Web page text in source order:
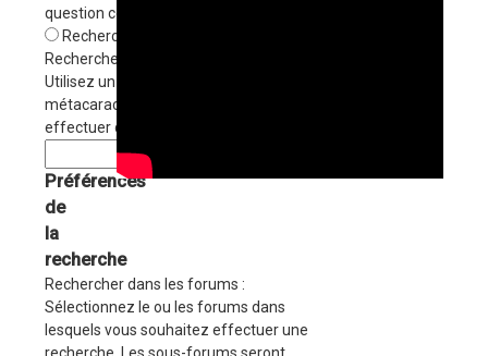
question comme élément
Rechercher n’importe quel de ces termes
Rechercher par auteur :
Utilisez un astérisque « * » comme
métacaractère passe-partout si vous souhaitez
effectuer des recherches partielles.
Préférences
de
la
recherche
Rechercher dans les forums :
Sélectionnez le ou les forums dans
lesquels vous souhaitez effectuer une